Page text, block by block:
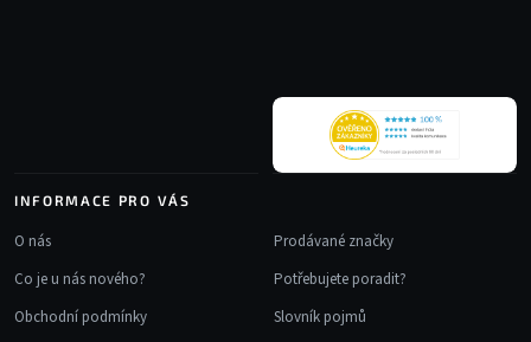
v
y
p
s
u
INFORMACE PRO VÁS
O nás
Co je u nás nového?
Obchodní podmínky
Prodávané značky
Potřebujete poradit?
Slovník pojmů